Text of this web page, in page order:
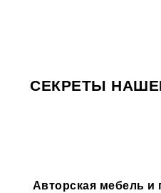
СЕКРЕТЫ
Авторская мебель и